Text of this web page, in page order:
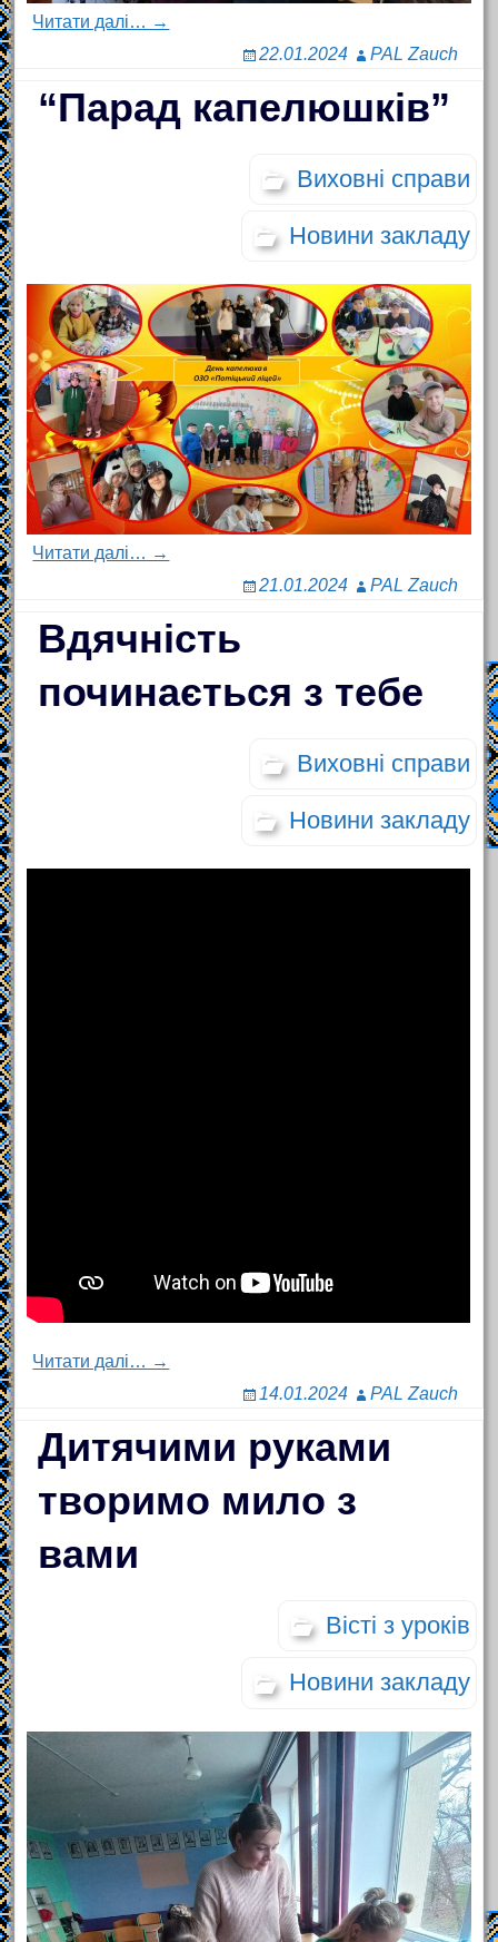
Читати далі… →
22.01.2024
PAL Zauch
“Парад капелюшків”
Виховні справи
Новини закладу
Читати далі… →
21.01.2024
PAL Zauch
Вдячність
починається з тебе
Виховні справи
Новини закладу
Читати далі… →
14.01.2024
PAL Zauch
Дитячими руками
творимо мило з
вами
Вісті з уроків
Новини закладу